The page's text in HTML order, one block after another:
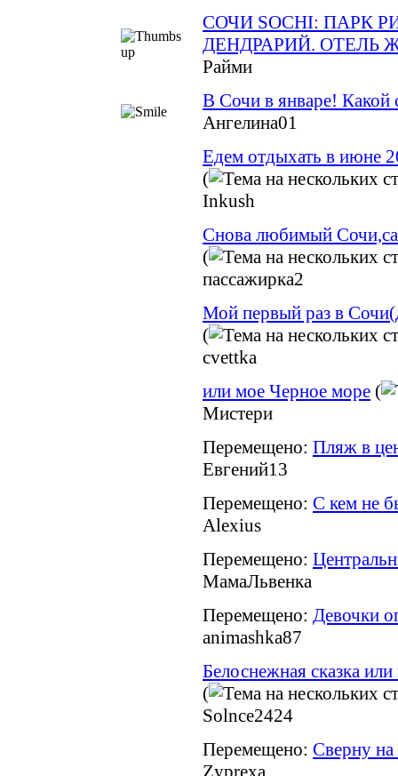
СОЧИ SOCHI: ПАРК
ДЕНДРАРИЙ. ОТЕЛЬ
Райми
В Сочи в январе! Какой
Ангелина01
Едем отдыхать в июне
(
Inkush
Снова любимый
(
пассажирка2
Мой первый раз в
(
cvettka
или мое Черное море (
Мистери
Перемещено: Пляж в
Евгений13
Перемещено: С кем не
Alexius
Перемещено:
МамаЛьвенка
Перемещено: Девочки
animashka87
Белоснежная сказка
(
Solnce2424
Перемещено: Сверну
Zyprexa